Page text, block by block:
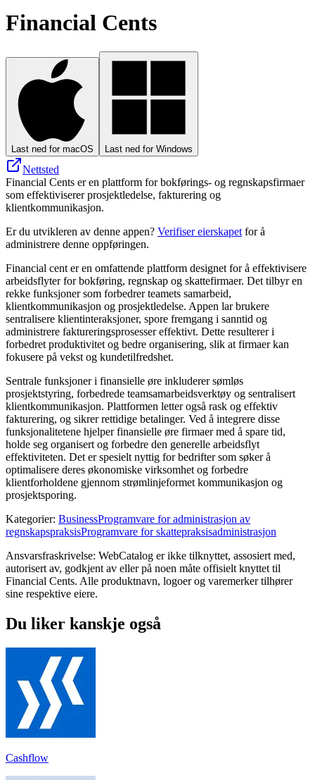
Financial Cents
Last ned for macOS Last ned for Windows
Nettsted
Financial Cents er en plattform for bokførings- og regnskapsfirmaer
som effektiviserer prosjektledelse, fakturering og
klientkommunikasjon.
Er du utvikleren av denne appen? Verifiser eierskapet for å
administrere denne oppføringen.
Financial cent er en omfattende plattform designet for å effektivisere
arbeidsflyter for bokføring, regnskap og skattefirmaer. Det tilbyr en
rekke funksjoner som forbedrer teamets samarbeid,
klientkommunikasjon og prosjektledelse. Appen lar brukere
sentralisere klientinteraksjoner, spore fremgang i sanntid og
administrere faktureringsprosesser effektivt. Dette resulterer i
forbedret produktivitet og bedre organisering, slik at firmaer kan
fokusere på vekst og kundetilfredshet.
Sentrale funksjoner i finansielle øre inkluderer sømløs
prosjektstyring, forbedrede teamsamarbeidsverktøy og sentralisert
klientkommunikasjon. Plattformen letter også rask og effektiv
fakturering, og sikrer rettidige betalinger. Ved å integrere disse
funksjonalitetene hjelper finansielle øre firmaer med å spare tid,
holde seg organisert og forbedre den generelle arbeidsflyt
effektiviteten. Det er spesielt nyttig for bedrifter som søker å
optimalisere deres økonomiske virksomhet og forbedre
klientforholdene gjennom strømlinjeformet kommunikasjon og
prosjektsporing.
Kategorier: BusinessProgramvare for administrasjon av
regnskapspraksisProgramvare for skattepraksisadministrasjon
Ansvarsfraskrivelse: WebCatalog er ikke tilknyttet, assosiert med,
autorisert av, godkjent av eller på noen måte offisielt knyttet til
Financial Cents. Alle produktnavn, logoer og varemerker tilhører
sine respektive eiere.
Du liker kanskje også
Cashflow